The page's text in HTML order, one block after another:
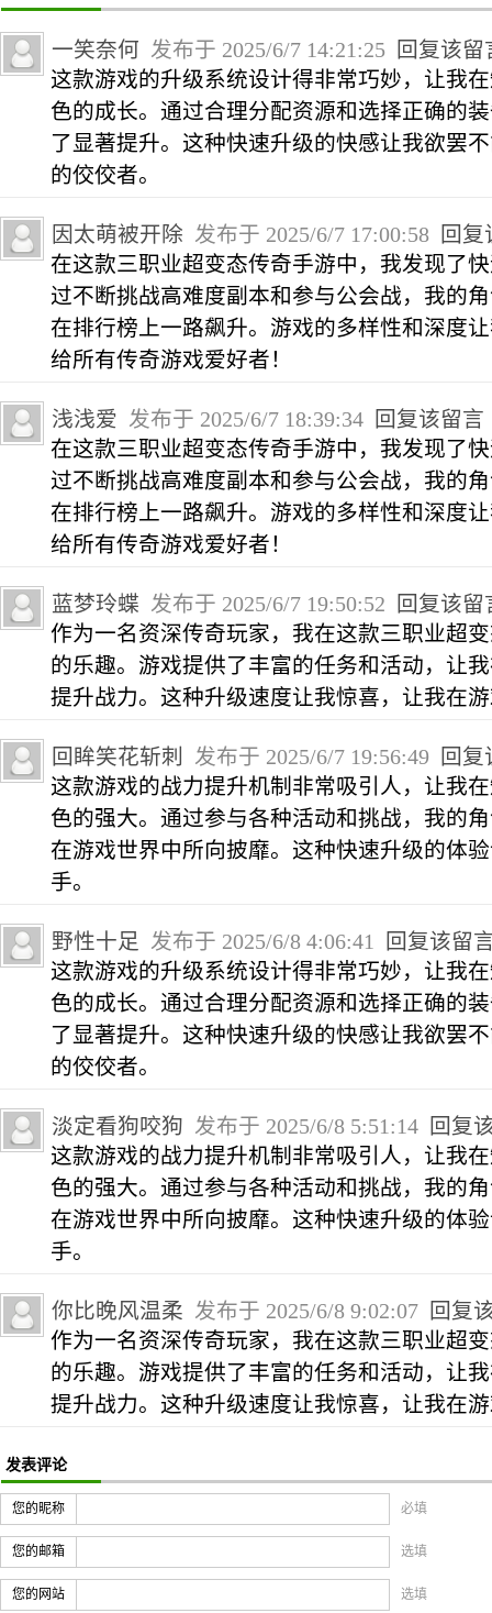
一笑奈何 发布于 2025/6/7 14:21:25
回复该留
这款游戏的升级系统设计得非常巧妙，让我
色的成长。通过合理分配资源和选择正确的
了显著提升。这种快速升级的快感让我欲罢
的佼佼者。
因太萌被开除 发布于 2025/6/7 17:00:58 回复
在这款三职业超变态传奇手游中，我发现了
过不断挑战高难度副本和参与公会战，我的
在排行榜上一路飙升。游戏的多样性和深度
给所有传奇游戏爱好者！
浅浅爱 发布于 2025/6/7 18:39:34 回复该留言
在这款三职业超变态传奇手游中，我发现了
过不断挑战高难度副本和参与公会战，我的
在排行榜上一路飙升。游戏的多样性和深度
给所有传奇游戏爱好者！
蓝梦玲蝶 发布于 2025/6/7 19:50:52
回复该留
作为一名资深传奇玩家，我在这款三职业超
的乐趣。游戏提供了丰富的任务和活动，让
提升战力。这种升级速度让我惊喜，让我在
回眸笑花斩刺 发布于 2025/6/7 19:56:49
回复
这款游戏的战力提升机制非常吸引人，让我
色的强大。通过参与各种活动和挑战，我的
在游戏世界中所向披靡。这种快速升级的体
手。
野性十足 发布于 2025/6/8 4:06:41
回复该留
这款游戏的升级系统设计得非常巧妙，让我
色的成长。通过合理分配资源和选择正确的
了显著提升。这种快速升级的快感让我欲罢
的佼佼者。
淡定看狗咬狗 发布于 2025/6/8 5:51:14 回复
这款游戏的战力提升机制非常吸引人，让我
色的强大。通过参与各种活动和挑战，我的
在游戏世界中所向披靡。这种快速升级的体
手。
你比晚风温柔 发布于 2025/6/8 9:02:07 回复
作为一名资深传奇玩家，我在这款三职业超
的乐趣。游戏提供了丰富的任务和活动，让
提升战力。这种升级速度让我惊喜，让我在
发表评论
您的昵称 必填
您的邮箱 选填
您的网站 选填